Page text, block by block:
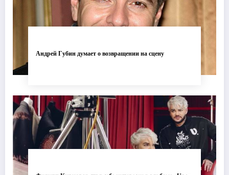
Андрей Губин думает о возвращении на сцену